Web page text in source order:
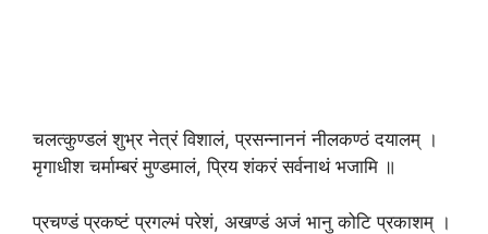
चलत्कुण्डलं शुभ्र नेत्रं विशालं, प्रसन्नाननं नीलकण्ठं दयालम्‌ ।
मृगाधीश चर्माम्बरं मुण्डमालं, प्रिय शंकरं सर्वनाथं भजामि ॥
प्रचण्डं प्रकष्टं प्रगल्भं परेशं, अखण्डं अजं भानु कोटि प्रकाशम्‌ ।